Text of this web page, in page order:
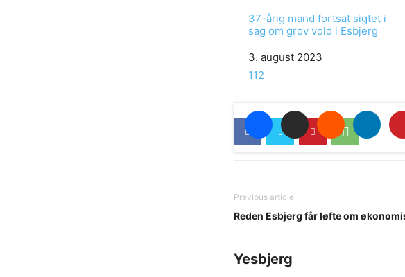
37-årig mand fortsat sigtet i
sag om grov vold i Esbjerg
Date
3. august 2023
In relation to
112
Previous article
Reden Esbjerg får løfte om
Yesbjerg